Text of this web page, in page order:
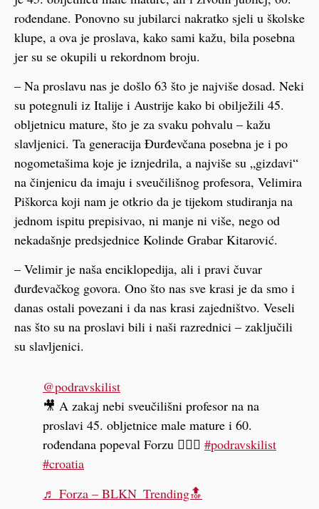
rođendane. Ponovno su jubilarci nakratko sjeli u školske
klupe, a ova je proslava, kako sami kažu, bila posebna
jer su se okupili u rekordnom broju.
– Na proslavu nas je došlo 63 što je najviše dosad. Neki
su potegnuli iz Italije i Austrije kako bi obilježili 45.
obljetnicu mature, što je za svaku pohvalu – kažu
slavljenici. Ta generacija Đurđevčana posebna je i po
nogometašima koje je iznjedrila, a najviše su „gizdavi“
na činjenicu da imaju i sveučilišnog profesora, Velimira
Piškorca koji nam je otkrio da je tijekom studiranja na
jednom ispitu prepisivao, ni manje ni više, nego od
nekadašnje predsjednice Kolinde Grabar Kitarović.
– Velimir je naša enciklopedija, ali i pravi čuvar
đurđevačkog govora. Ono što nas sve krasi je da smo i
danas ostali povezani i da nas krasi zajedništvo. Veseli
nas što su na proslavi bili i naši razrednici – zaključili
su slavljenici.
@podravskilist
🎥 A zakaj nebi sveučilišni profesor na na
proslavi 45. obljetnice male mature i 60.
rođendana popeval Forzu 🤷🏼‍♂️ #podravskilist
#croatia
♬ Forza – BLKN_Trending🔝